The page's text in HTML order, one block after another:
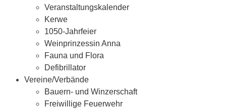
Veranstaltungskalender
Kerwe
1050-Jahrfeier
Weinprinzessin Anna
Fauna und Flora
Defibrillator
Vereine/Verbände
Bauern- und Winzerschaft
Freiwillige Feuerwehr